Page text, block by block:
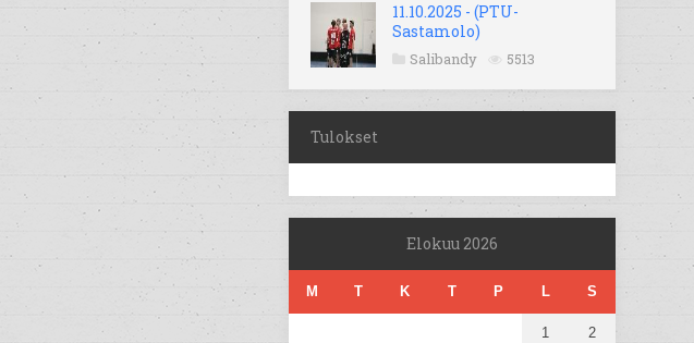
11.10.2025 - (PTU-
Sastamolo)
Salibandy 5513
Tulokset
Elokuu 2026
M T K T P L S
1 2